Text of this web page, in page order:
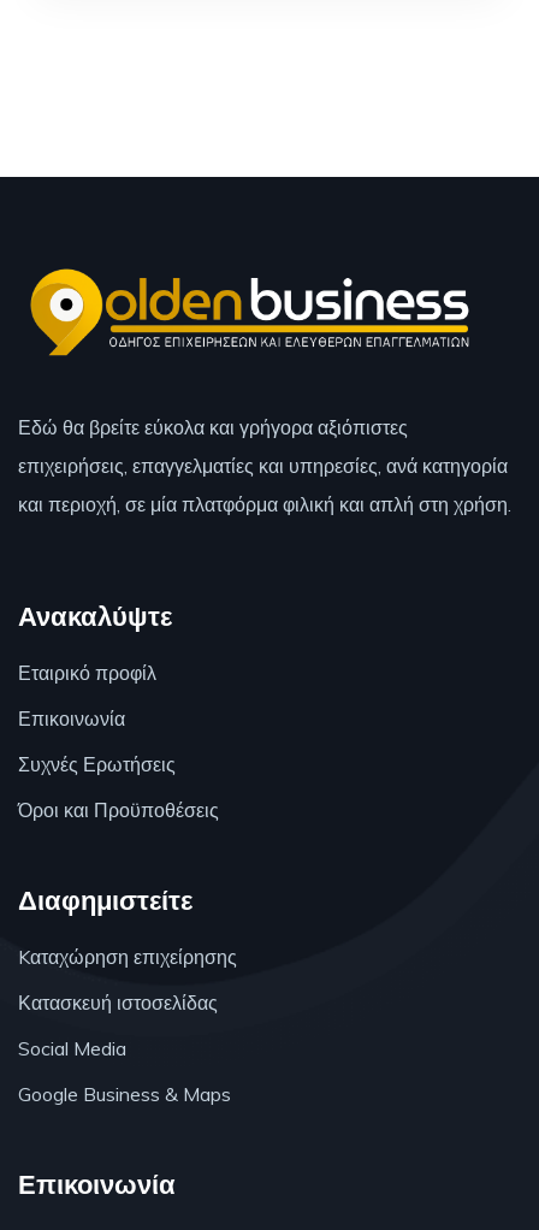
Εδώ θα βρείτε εύκολα και γρήγορα αξιόπιστες
επιχειρήσεις, επαγγελματίες και υπηρεσίες, ανά κατηγορία
και περιοχή, σε μία πλατφόρμα φιλική και απλή στη χρήση.
Ανακαλύψτε
Εταιρικό προφίλ
Επικοινωνία
Συχνές Ερωτήσεις
Όροι και Προϋποθέσεις
Διαφημιστείτε
Kαταχώρηση επιχείρησης
Κατασκευή ιστοσελίδας
Social Media
Google Business & Maps
Επικοινωνία